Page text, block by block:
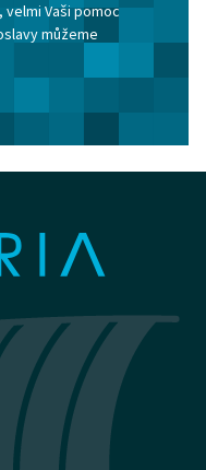
Vaši pomoc
můžeme